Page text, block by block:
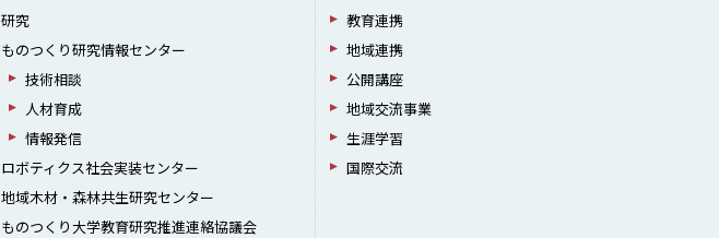
研究
ものつくり研究情報センター
技術相談
人材育成
情報発信
ロボティクス社会実装センター
地域木材・森林共生研究センター
ものつくり大学教育研究推進連絡協議会
教育連携
地域連携
公開講座
地域交流事業
生涯学習
国際交流